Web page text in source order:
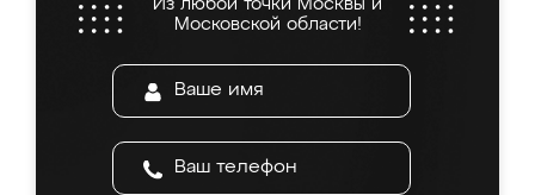
Из любой точки Москвы и
Московской области!